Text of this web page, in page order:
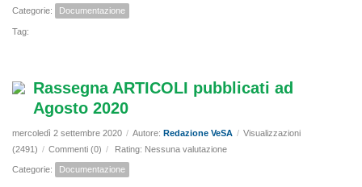
Categorie: Documentazione
Tag:
Rassegna ARTICOLI pubblicati ad
Agosto 2020
mercoledì 2 settembre 2020 / Autore: Redazione VeSA / Visualizzazioni
(2491) / Commenti (0) / Rating: Nessuna valutazione
Categorie: Documentazione